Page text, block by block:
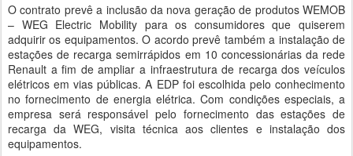
O contrato prevê a inclusão da nova geração de produtos WEMOB
– WEG Electric Mobility para os consumidores que quiserem
adquirir os equipamentos. O acordo prevê também a instalação de
estações de recarga semirrápidos em 10 concessionárias da rede
Renault a fim de ampliar a infraestrutura de recarga dos veículos
elétricos em vias públicas. A EDP foi escolhida pelo conhecimento
no fornecimento de energia elétrica. Com condições especiais, a
empresa será responsável pelo fornecimento das estações de
recarga da WEG, visita técnica aos clientes e instalação dos
equipamentos.